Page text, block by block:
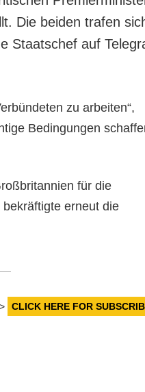
Die beiden trafen
Staatschef auf
zu arbeiten“,
Bedingungen
für die
erneut die
CLICK HERE FOR